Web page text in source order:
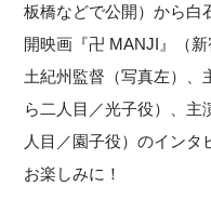
板橋などで公開）から白
開映画『卍 MANJI』（
土紀州監督（写真左）、
ら二人目／光子役）、主
人目／園子役）のインタ
お楽しみに！